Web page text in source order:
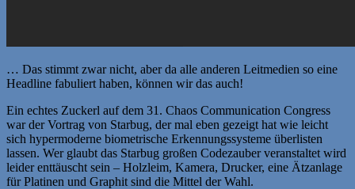
… Das stimmt zwar nicht, aber da alle anderen Leitmedien so eine
Headline fabuliert haben, können wir das auch!
Ein echtes Zuckerl auf dem 31. Chaos Communication Congress
war der Vortrag von Starbug, der mal eben gezeigt hat wie leicht
sich hypermoderne biometrische Erkennungssysteme überlisten
lassen. Wer glaubt das Starbug großen Codezauber veranstaltet wird
leider enttäuscht sein – Holzleim, Kamera, Drucker, eine Ätzanlage
für Platinen und Graphit sind die Mittel der Wahl.